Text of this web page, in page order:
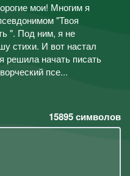
мои! Многим я
"Твоя
". Под ним, я не
стихи. И вот настал
решила начать писать
псе...
15895символов